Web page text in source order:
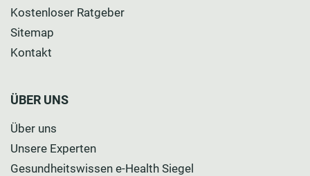
Kostenloser Ratgeber
Sitemap
Kontakt
ÜBER UNS
Über uns
Unsere Experten
Gesundheitswissen e-Health Siegel